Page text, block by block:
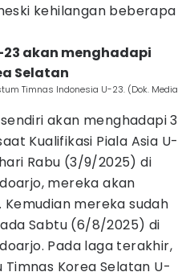
kehilangan beberapa
23 akan menghadapi
Selatan
Timnas Indonesia U-23. (Dok. Media
akan menghadapi 3
Kualifikasi Piala Asia U-
Rabu (3/9/2025) di
mereka akan
Kemudian mereka sudah
Sabtu (6/8/2025) di
Pada laga terakhir,
Korea Selatan U-